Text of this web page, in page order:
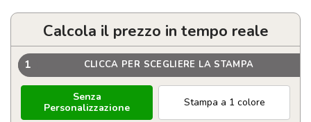
Calcola il prezzo in tempo reale
1 CLICCA PER SCEGLIERE LA STAMPA
Senza
Personalizzazione
Stampa a 1 colore